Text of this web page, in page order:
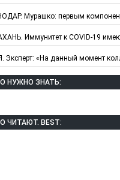
Мурашко: первым
Иммунитет к COVID-19
Эксперт: «На данный момент
НУЖНО ЗНАТЬ:
ЧИТАЮТ. BEST: